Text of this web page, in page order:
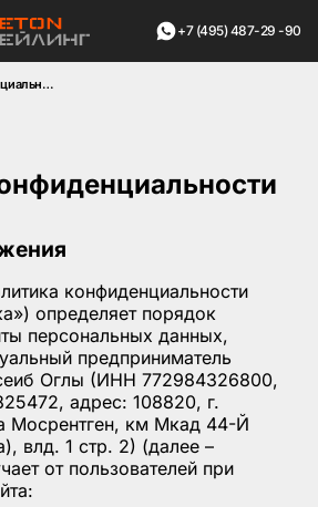
+7 (495) 487-29 -90
Политика конфиденциальности
конфиденциальности
определяет порядок
персональных данных,
предприниматель
Оглы (ИНН 772984326800,
адрес: 108820, г.
Мосрентген, км Мкад 44-Й
влд. 1 стр. 2) (далее –
от пользователей при